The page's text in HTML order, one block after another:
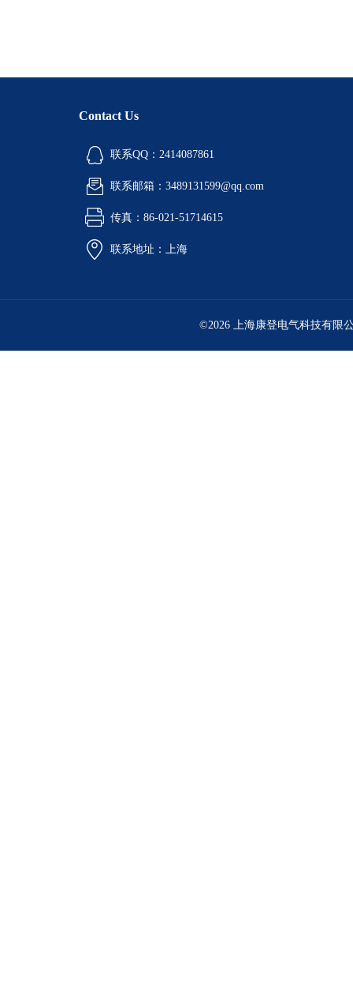
Contact Us
联系QQ：2414087861
联系邮箱：3489131599@qq.com
传真：86-021-51714615
联系地址：上海
©2026 上海康登电气科技有限